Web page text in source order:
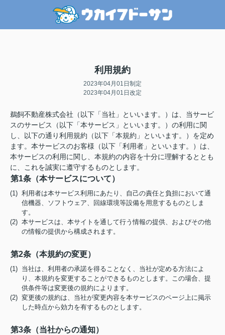
利用規約
2023年04月01日制定
2023年04月01日改定
鵜飼不動産株式会社（以下「当社」といいます。）は、当サービ
スのサービス（以下「本サービス」といいます。）の利用に関
し、以下の通り利用規約（以下「本規約」といいます。）を定め
ます。本サービスのお客様（以下「利用者」といいます。）は、
本サービスの利用に関し、本規約の内容を十分に理解するととも
に、これを誠実に遵守するものとします。
第1条（本サービスについて）
(1) 利用者は本サービス利用にあたり、自己の責任と負担において通
信機器、ソフトウェア、回線環境等設備を用意するものとしま
す。
(2) 本サービスは、本サイトを通して行う情報の提供、およびその他
の情報の提供から構成されます。
第2条（本規約の変更）
(1) 当社は、利用者の承諾を得ることなく、当社が定める方法によ
り、本規約を変更することができるものとします。この場合、提
供条件等は変更後の規約によります。
(2) 変更後の規約は、当社が変更内容を本サービスのページ上に掲示
した時点から効力を有するものとします。
第3条（当社からの通知）